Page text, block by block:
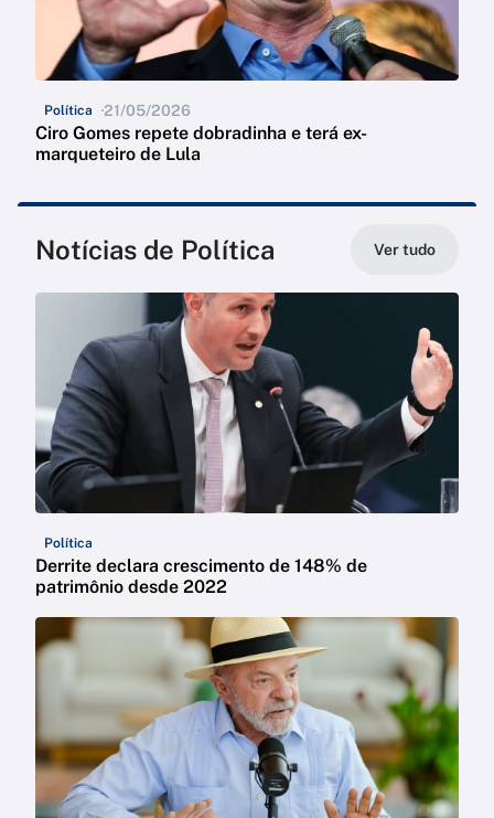
Política 21/05/2026
Ciro Gomes repete dobradinha e terá ex-
marqueteiro de Lula
Notícias de Política Ver tudo
Política
Derrite declara crescimento de 148% de
patrimônio desde 2022